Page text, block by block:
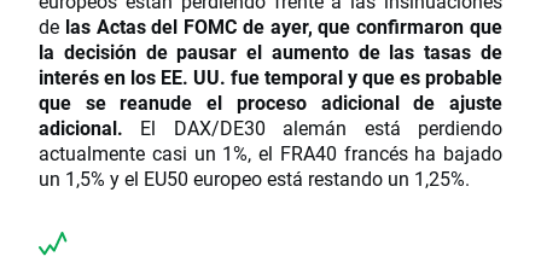
de las Actas del FOMC de ayer, que confirmaron que
la decisión de pausar el aumento de las tasas de
interés en los EE. UU. fue temporal y que es probable
que se reanude el proceso adicional de ajuste
adicional. El DAX/DE30 alemán está perdiendo
actualmente casi un 1%, el FRA40 francés ha bajado
un 1,5% y el EU50 europeo está restando un 1,25%.